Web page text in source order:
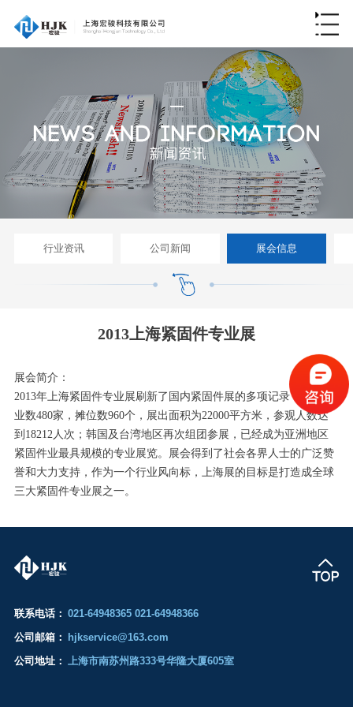
行业资讯 公司新闻 展会信息
2013上海紧固件专业展
展会简介：
2013年上海紧固件专业展刷新了国内紧固件展的多项记录，参展企
业数480家，摊位数960个，展出面积为22000平方米，参观人数达
到18212人次；韩国及台湾地区再次组团参展，已经成为亚洲地区
紧固件业最具规模的专业展览。展会得到了社会各界人士的广泛赞
誉和大力支持，作为一个行业风向标，上海展的目标是打造成全球
三大紧固件专业展之一。
联系电话： 021-64948365 021-64948366
公司邮箱： hjkservice@163.com
公司地址：
上海市南苏州路333号华隆大厦605室